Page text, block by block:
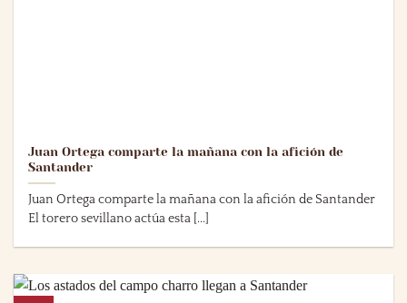
Juan Ortega comparte la mañana con la afición de
Santander
Juan Ortega comparte la mañana con la afición de Santander
El torero sevillano actúa esta [...]